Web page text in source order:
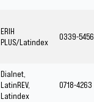
ERIH
PLUS/Latindex
0339-5456
Dialnet,
LatinREV,
Latindex
0718-4263